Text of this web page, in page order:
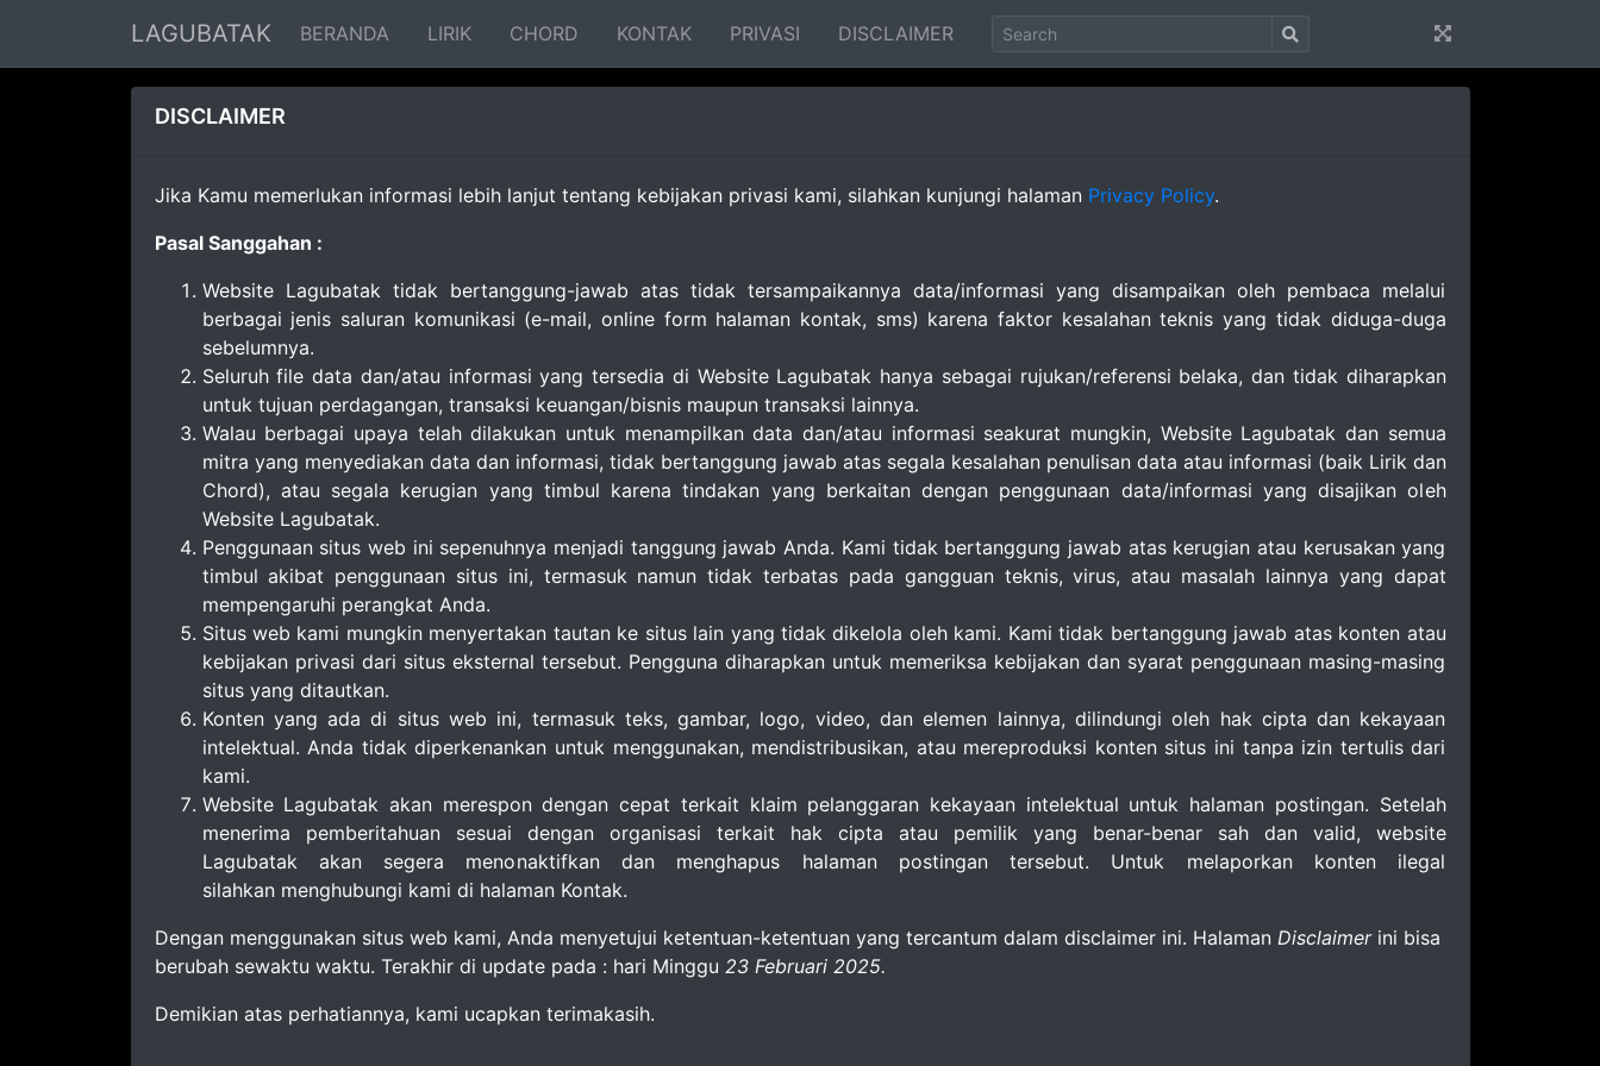
LAGUBATAK BERANDA LIRIK CHORD KONTAK PRIVASI DISCLAIMER
DISCLAIMER
Jika Kamu memerlukan informasi lebih lanjut tentang kebijakan privasi kami, silahkan kunjungi halaman Privacy Policy.
Pasal Sanggahan :
Website Lagubatak tidak bertanggung-jawab atas tidak tersampaikannya data/informasi yang disampaikan oleh pembaca melalui
berbagai jenis saluran komunikasi (e-mail, online form halaman kontak, sms) karena faktor kesalahan teknis yang tidak diduga-duga
sebelumnya.
Seluruh file data dan/atau informasi yang tersedia di Website Lagubatak hanya sebagai rujukan/referensi belaka, dan tidak diharapkan
untuk tujuan perdagangan, transaksi keuangan/bisnis maupun transaksi lainnya.
Walau berbagai upaya telah dilakukan untuk menampilkan data dan/atau informasi seakurat mungkin, Website Lagubatak dan semua
mitra yang menyediakan data dan informasi, tidak bertanggung jawab atas segala kesalahan penulisan data atau informasi (baik Lirik dan
Chord), atau segala kerugian yang timbul karena tindakan yang berkaitan dengan penggunaan data/informasi yang disajikan oleh
Website Lagubatak.
Penggunaan situs web ini sepenuhnya menjadi tanggung jawab Anda. Kami tidak bertanggung jawab atas kerugian atau kerusakan yang
timbul akibat penggunaan situs ini, termasuk namun tidak terbatas pada gangguan teknis, virus, atau masalah lainnya yang dapat
mempengaruhi perangkat Anda.
Situs web kami mungkin menyertakan tautan ke situs lain yang tidak dikelola oleh kami. Kami tidak bertanggung jawab atas konten atau
kebijakan privasi dari situs eksternal tersebut. Pengguna diharapkan untuk memeriksa kebijakan dan syarat penggunaan masing-masing
situs yang ditautkan.
Konten yang ada di situs web ini, termasuk teks, gambar, logo, video, dan elemen lainnya, dilindungi oleh hak cipta dan kekayaan
intelektual. Anda tidak diperkenankan untuk menggunakan, mendistribusikan, atau mereproduksi konten situs ini tanpa izin tertulis dari
kami.
Website Lagubatak akan merespon dengan cepat terkait klaim pelanggaran kekayaan intelektual untuk halaman postingan. Setelah
menerima pemberitahuan sesuai dengan organisasi terkait hak cipta atau pemilik yang benar-benar sah dan valid, website
Lagubatak akan segera menonaktifkan dan menghapus halaman postingan tersebut. Untuk melaporkan konten ilegal
silahkan menghubungi kami di halaman Kontak.
Dengan menggunakan situs web kami, Anda menyetujui ketentuan-ketentuan yang tercantum dalam disclaimer ini. Halaman Disclaimerini bisa
berubah sewaktu waktu. Terakhir di update pada : hari Minggu 23 Februari 2025.
Demikian atas perhatiannya, kami ucapkan terimakasih.